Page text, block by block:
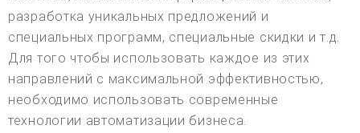
разработка уникальных предложений и
специальных программ, специальные скидки и т.д.
Для того чтобы использовать каждое из этих
направлений с максимальной эффективностью,
необходимо использовать современные
технологии автоматизации бизнеса.